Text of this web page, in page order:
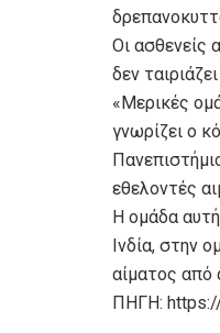
Οι ασθενείς
δεν
«Μερικές
γνωρίζει ο
εθελοντές
Η ομάδα
Ινδία, στην
αίματος από
ΠΗΓΗ: